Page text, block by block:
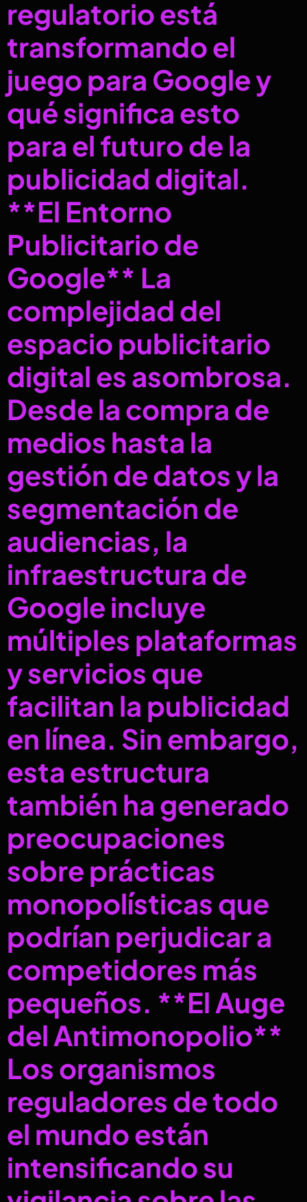
regulatorio está
transformando el
juego para Google y
qué significa esto
para el futuro de la
publicidad digital.
**El Entorno
Publicitario de
Google** La
complejidad del
espacio publicitario
digital es asombrosa.
Desde la compra de
medios hasta la
gestión de datos y la
segmentación de
audiencias, la
infraestructura de
Google incluye
múltiples plataformas
y servicios que
facilitan la publicidad
en línea. Sin embargo,
esta estructura
también ha generado
preocupaciones
sobre prácticas
monopolísticas que
podrían perjudicar a
competidores más
pequeños. **El Auge
del Antimonopolio**
Los organismos
reguladores de todo
el mundo están
intensificando su